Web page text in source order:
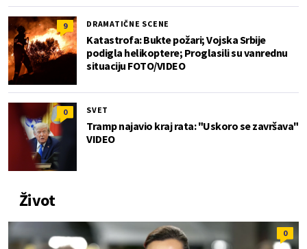
9 DRAMATIČNE SCENE
Katastrofa: Bukte požari; Vojska Srbije
podigla helikoptere; Proglasili su vanrednu
situaciju FOTO/VIDEO
0 SVET
Tramp najavio kraj rata: "Uskoro se završava"
VIDEO
Život
0